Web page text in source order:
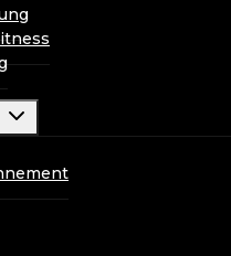
Untermenü